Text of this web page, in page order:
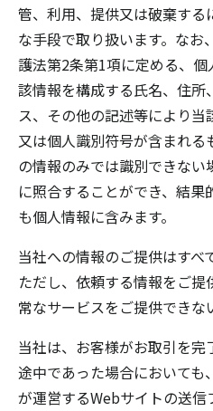
管、利用、提供又は破棄する
な手段で取り扱います。な
護法第2条第1項に定める、
該情報を構成する氏名、住
ス、その他の記述等により当
又は個人識別符号が含まれる
の情報のみでは識別できな
に照合することができ、結
も個人情報に含みます。
当社への情報のご提供はすべ
ただし、依頼する情報をご
常なサービスをご提供できな
当社は、お客様がお取引を
途中であった場合においても
が運営するWebサイトの送